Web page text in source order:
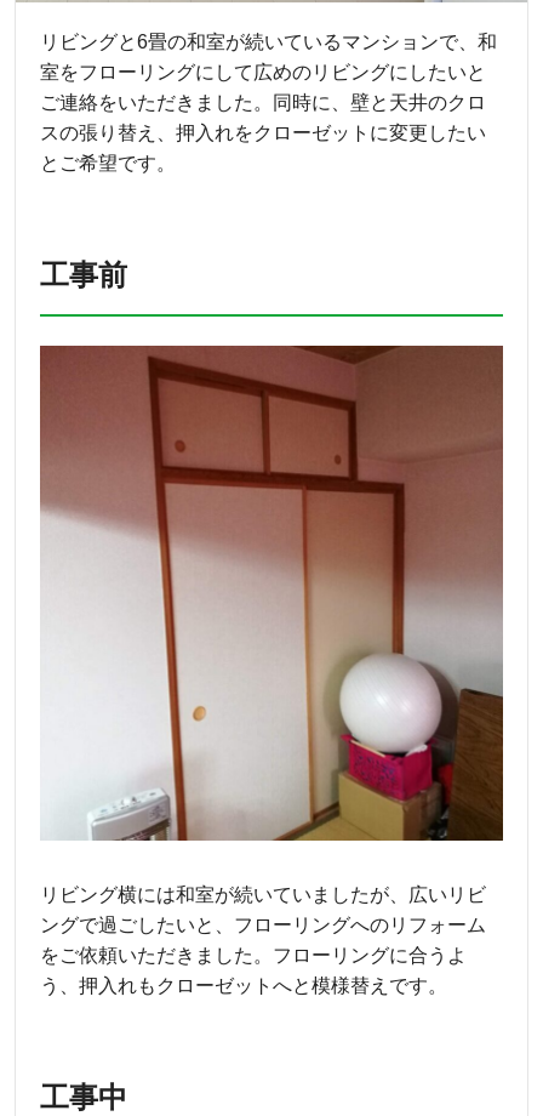
リビングと6畳の和室が続いているマンションで、和
室をフローリングにして広めのリビングにしたいと
ご連絡をいただきました。同時に、壁と天井のクロ
スの張り替え、押入れをクローゼットに変更したい
とご希望です。
工事前
リビング横には和室が続いていましたが、広いリビ
ングで過ごしたいと、フローリングへのリフォーム
をご依頼いただきました。フローリングに合うよ
う、押入れもクローゼットへと模様替えです。
工事中